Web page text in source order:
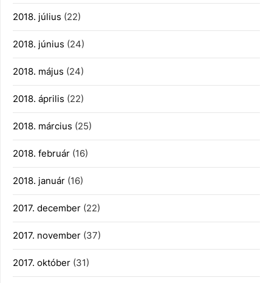
2018. július (22)
2018. június (24)
2018. május (24)
2018. április (22)
2018. március (25)
2018. február (16)
2018. január (16)
2017. december (22)
2017. november (37)
2017. október (31)